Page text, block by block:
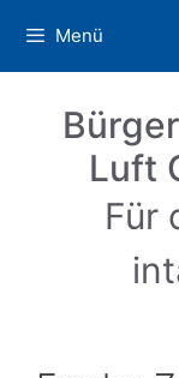
Inhalt
springen
Menü
Luft
Für